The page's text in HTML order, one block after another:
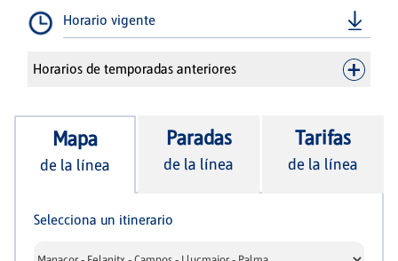
Horario vigente
Horarios de temporadas anteriores
Mapa
de la línea
Paradas
de la línea
Tarifas
de la línea